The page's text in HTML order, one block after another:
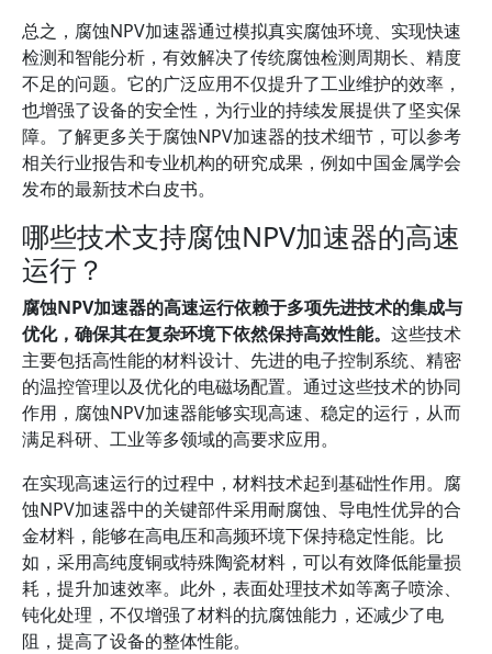
总之，腐蚀NPV加速器通过模拟真实腐蚀环境、实现快速
检测和智能分析，有效解决了传统腐蚀检测周期长、精度
不足的问题。它的广泛应用不仅提升了工业维护的效率，
也增强了设备的安全性，为行业的持续发展提供了坚实保
障。了解更多关于腐蚀NPV加速器的技术细节，可以参考
相关行业报告和专业机构的研究成果，例如中国金属学会
发布的最新技术白皮书。
哪些技术支持腐蚀NPV加速器的高速
运行？
腐蚀NPV加速器的高速运行依赖于多项先进技术的集成与
优化，确保其在复杂环境下依然保持高效性能。 这些技术
主要包括高性能的材料设计、先进的电子控制系统、精密
的温控管理以及优化的电磁场配置。通过这些技术的协同
作用，腐蚀NPV加速器能够实现高速、稳定的运行，从而
满足科研、工业等多领域的高要求应用。
在实现高速运行的过程中，材料技术起到基础性作用。腐
蚀NPV加速器中的关键部件采用耐腐蚀、导电性优异的合
金材料，能够在高电压和高频环境下保持稳定性能。比
如，采用高纯度铜或特殊陶瓷材料，可以有效降低能量损
耗，提升加速效率。此外，表面处理技术如等离子喷涂、
钝化处理，不仅增强了材料的抗腐蚀能力，还减少了电
阻，提高了设备的整体性能。